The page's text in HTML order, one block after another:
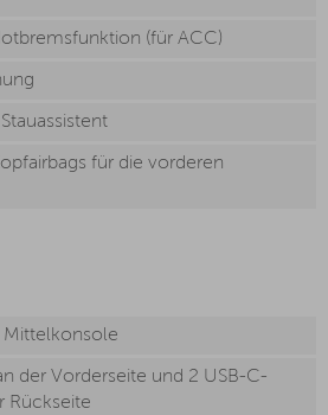
(für ACC)
für die vorderen
Mittelkonsole
der Vorderseite und 2 USB-C-
Rückseite